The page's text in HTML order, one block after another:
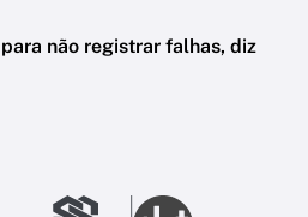
não registrar falhas, diz